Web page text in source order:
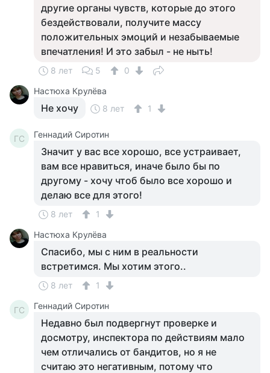
другие органы чувств, которые до этого
бездействовали, получите массу
положительных эмоций и незабываемые
впечатления! И это забыл - не ныть!
8 лет 5
0
Настюха Крулёва
Не хочу 8 лет 1
ГС Геннадий Сиротин
Значит у вас все хорошо, все устраивает,
вам все нравиться, иначе было бы по
другому - хочу чтоб было все хорошо и
делаю все для этого!
8 лет
1
Настюха Крулёва
Спасибо, мы с ним в реальности
встретимся. Мы хотим этого..
8 лет 1
ГС Геннадий Сиротин
Недавно был подвергнут проверке и
досмотру, инспектора по действиям мало
чем отличались от бандитов, но я не
считаю это негативным, потому что